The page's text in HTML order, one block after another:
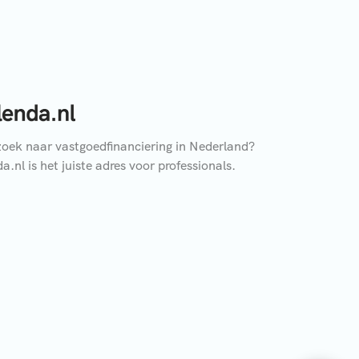
naar vastgoedfinanciering in Nederland?
is het juiste adres voor professionals.